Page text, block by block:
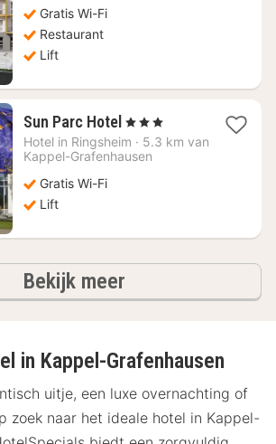
145,05
Gratis Wi-Fi
Restaurant
Lift
Sun Parc Hotel 1
nacht
vanaf
, 3 Sterren
Hotel in Ringsheim · 5.3 km van
Kappel-Grafenhausen
Gratis Wi-Fi
Lift
Bekijk meerhotels
in Kappel-Grafenhausen
uitje, een luxe overnachting of
zoek naar het ideale hotel in Kappel-